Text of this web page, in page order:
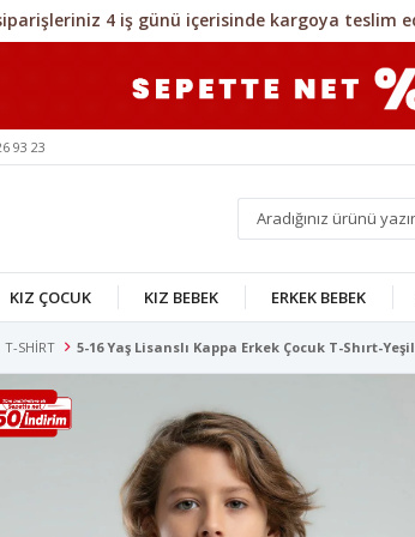
93 23
KIZ ÇOCUK KIZ BEBEK ERKEK BEBEK
T-SHİRT 5-16 Yaş Lisanslı Kappa Erkek Çocuk T-Shırt-Yeşil